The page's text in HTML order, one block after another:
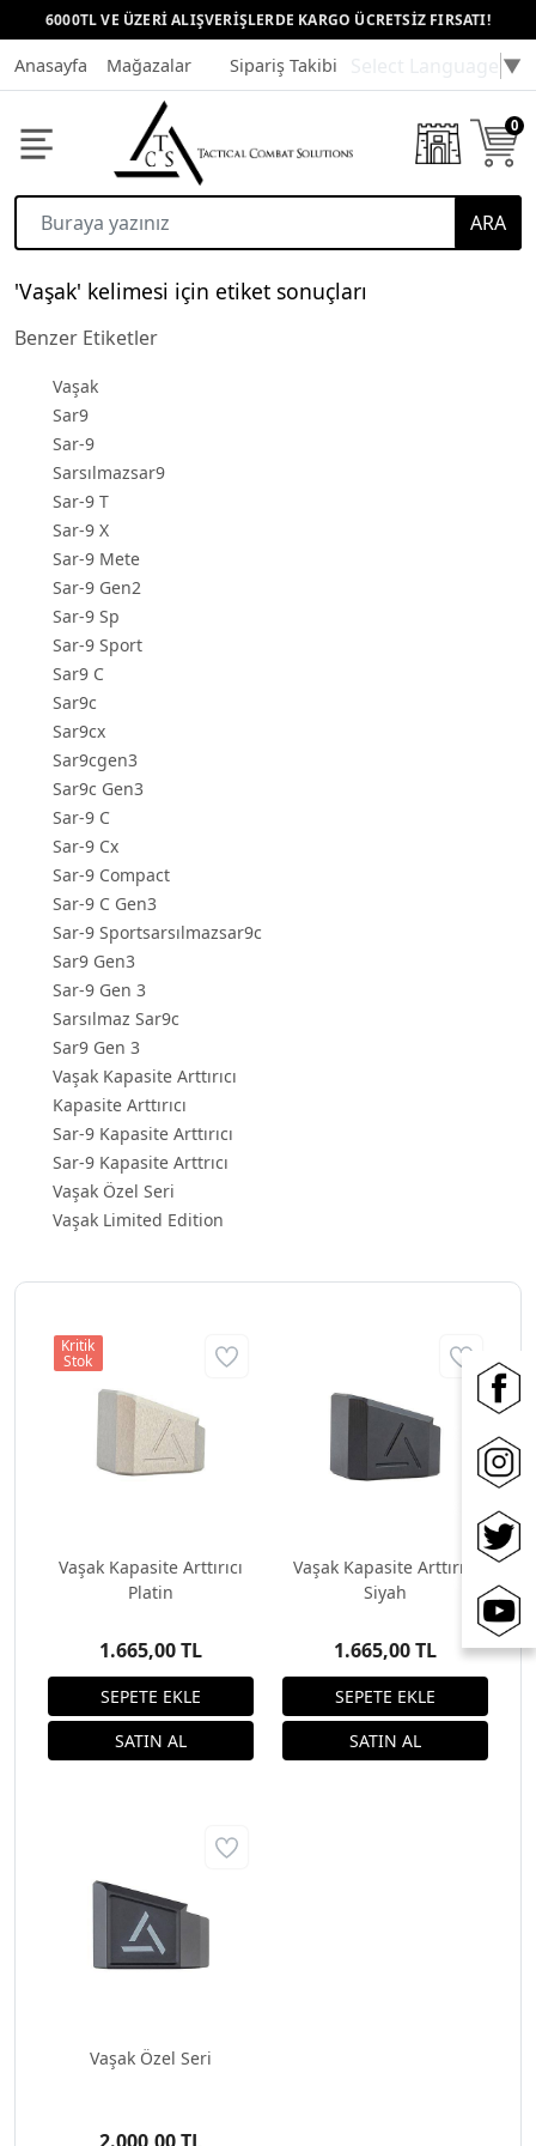
6000TL VE ÜZERİ ALIŞVERİŞLERDE KARGO ÜCRETSİZ FIRSATI!
Anasayfa Mağazalar Sipariş Takibi Müşteri Hizmetleri
▼
ARA
0
'Vaşak' kelimesi için etiket sonuçları
Benzer Etiketler
Vaşak
Sar9
Sar-9
Sarsılmazsar9
Sar-9 T
Sar-9 X
Sar-9 Mete
Sar-9 Gen2
Sar-9 Sp
Sar-9 Sport
Sar9 C
Sar9c
Sar9cx
Sar9cgen3
Sar9c Gen3
Sar-9 C
Sar-9 Cx
Sar-9 Compact
Sar-9 C Gen3
Sar-9 Sportsarsılmazsar9c
Sar9 Gen3
Sar-9 Gen 3
Sarsılmaz Sar9c
Sar9 Gen 3
Vaşak Kapasite Arttırıcı
Kapasite Arttırıcı
Sar-9 Kapasite Arttırıcı
Sar-9 Kapasite Arttrıcı
Vaşak Özel Seri
Vaşak Limited Edition
Vaşak Kapasite Arttırıcı
Platin
1.665,00 TL
Kritik
Stok
Vaşak Kapasite Arttırıcı
Siyah
1.665,00 TL
Vaşak Özel Seri